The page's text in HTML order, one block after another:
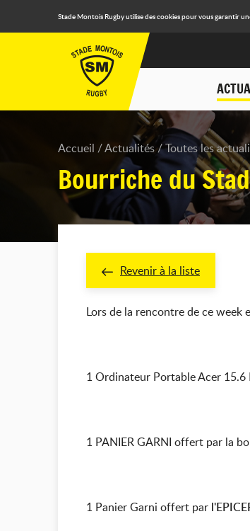
Stade Montois Rugby utilise des cookies pour vous garantir
Accueil Actualités Toutes les
Bourriche du
Revenir à la liste
Lors de la rencontre de ce week
1 Ordinateur Portable Acer
1 PANIER GARNI offert par la
1 Panier Garni offert par